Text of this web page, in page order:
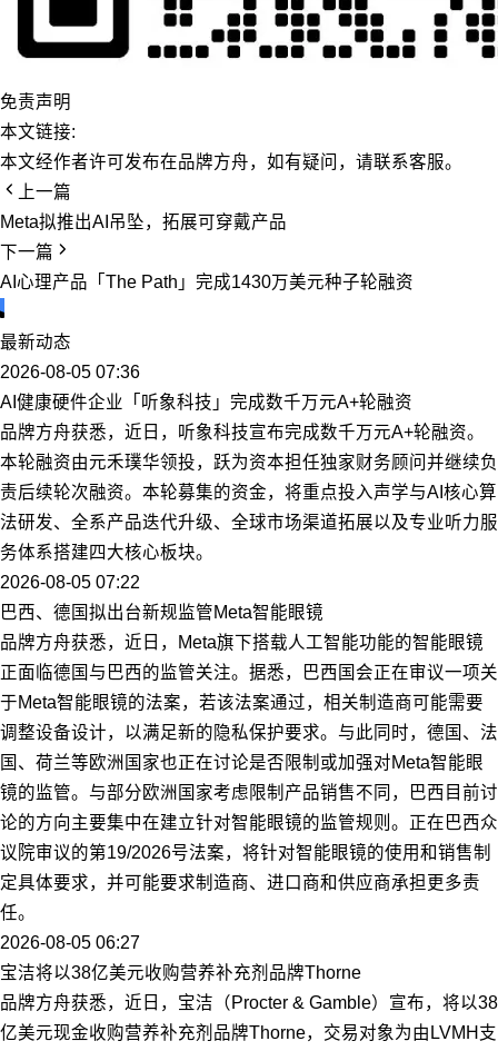
免责声明
本文链接:
本文经作者许可发布在品牌方舟，如有疑问，请联系客服。
上一篇
Meta拟推出AI吊坠，拓展可穿戴产品
下一篇
AI心理产品「The Path」完成1430万美元种子轮融资
最新动态
2026-08-05 07:36
AI健康硬件企业「听象科技」完成数千万元A+轮融资
品牌方舟获悉，近日，听象科技宣布完成数千万元A+轮融资。
本轮融资由元禾璞华领投，跃为资本担任独家财务顾问并继续负
责后续轮次融资。本轮募集的资金，将重点投入声学与AI核心算
法研发、全系产品迭代升级、全球市场渠道拓展以及专业听力服
务体系搭建四大核心板块。
2026-08-05 07:22
巴西、德国拟出台新规监管Meta智能眼镜
品牌方舟获悉，近日，Meta旗下搭载人工智能功能的智能眼镜
正面临德国与巴西的监管关注。据悉，巴西国会正在审议一项关
于Meta智能眼镜的法案，若该法案通过，相关制造商可能需要
调整设备设计，以满足新的隐私保护要求。与此同时，德国、法
国、荷兰等欧洲国家也正在讨论是否限制或加强对Meta智能眼
镜的监管。与部分欧洲国家考虑限制产品销售不同，巴西目前讨
论的方向主要集中在建立针对智能眼镜的监管规则。正在巴西众
议院审议的第19/2026号法案，将针对智能眼镜的使用和销售制
定具体要求，并可能要求制造商、进口商和供应商承担更多责
任。
2026-08-05 06:27
宝洁将以38亿美元收购营养补充剂品牌Thorne
品牌方舟获悉，近日，宝洁（Procter & Gamble）宣布，将以38
亿美元现金收购营养补充剂品牌Thorne，交易对象为由LVMH支